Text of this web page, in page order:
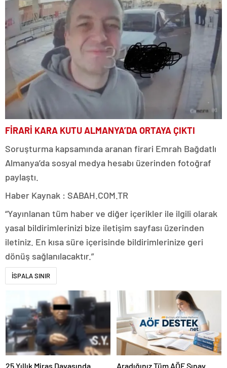
FİRARİ KARA KUTU ALMANYA’DA ORTAYA ÇIKTI
Soruşturma kapsamında aranan firari Emrah Bağdatlı
Almanya’da sosyal medya hesabı üzerinden fotoğraf
paylaştı.
Haber Kaynak : SABAH.COM.TR
“Yayınlanan tüm haber ve diğer içerikler ile ilgili olarak
yasal bildirimlerinizi bize iletişim sayfası üzerinden
iletiniz. En kısa süre içerisinde bildirimlerinize geri
dönüş sağlanılacaktır.”
İSPALA SINIR
25 Yıllık Miras Davasında
Aradığınız Tüm AÖF Sınav